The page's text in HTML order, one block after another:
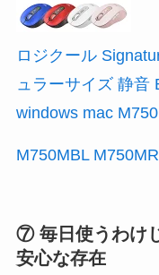
ロジクール
ュラーサイズ 静音
windows mac
M750MBL
⑦ 毎日使うわけ
安心な存在